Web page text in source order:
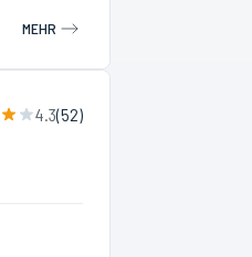
MEHR
4.3(52)